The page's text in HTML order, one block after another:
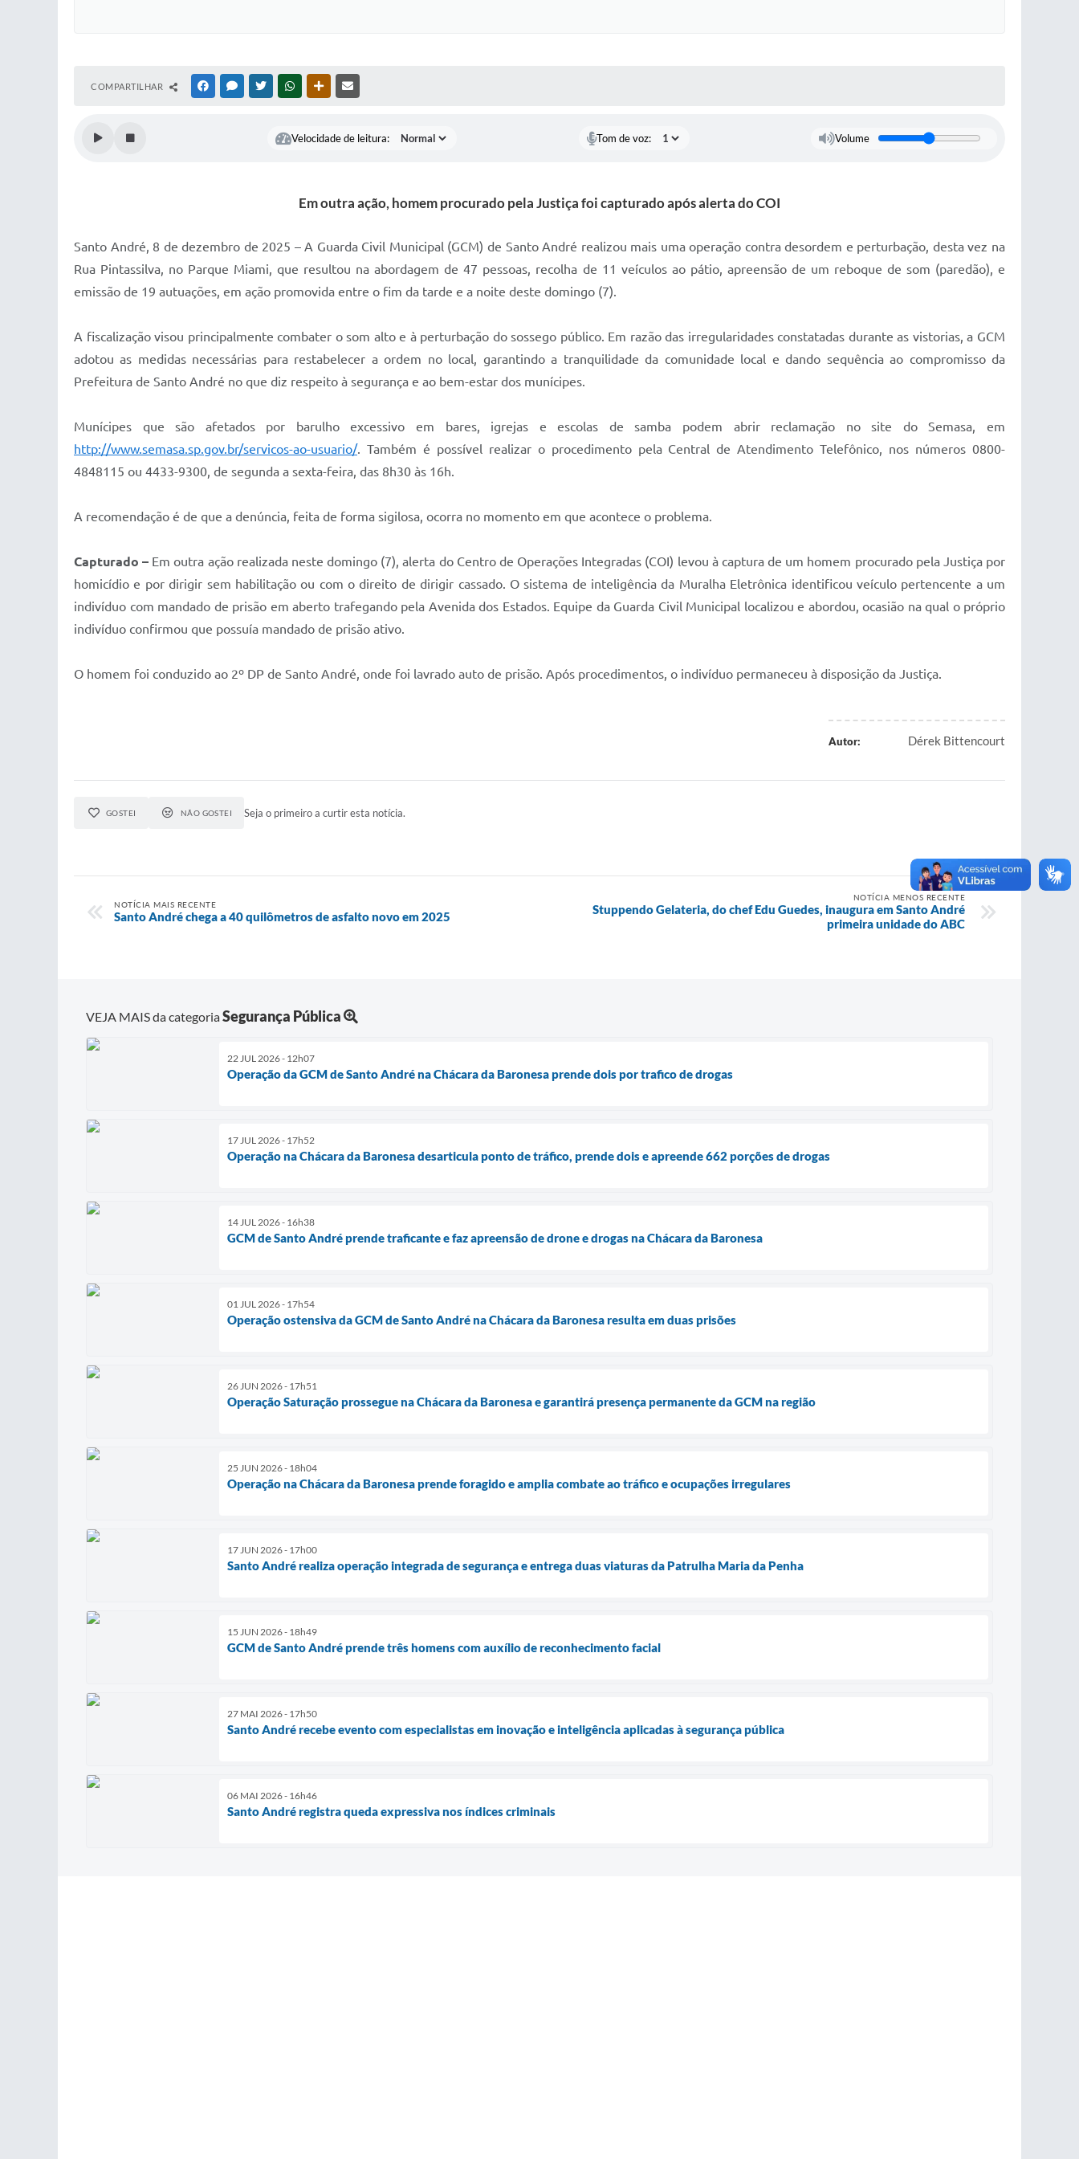
COMPARTILHAR FACEBOOKMESSENGER
TWITTERWHATSAPPOUTRAS MÍDIAS
Velocidade de leitura: Tom de voz: Volume
Em outra ação, homem procurado pela Justiça foi capturado após alerta do COI
Santo André, 8 de dezembro de 2025 – A Guarda Civil Municipal (GCM) de Santo André realizou mais uma operação contra desordem e perturbação, desta vez na
Rua Pintassilva, no Parque Miami, que resultou na abordagem de 47 pessoas, recolha de 11 veículos ao pátio, apreensão de um reboque de som (paredão), e
emissão de 19 autuações, em ação promovida entre o fim da tarde e a noite deste domingo (7).
A fiscalização visou principalmente combater o som alto e à perturbação do sossego público. Em razão das irregularidades constatadas durante as vistorias, a GCM
adotou as medidas necessárias para restabelecer a ordem no local, garantindo a tranquilidade da comunidade local e dando sequência ao compromisso da
Prefeitura de Santo André no que diz respeito à segurança e ao bem-estar dos munícipes.
Munícipes que são afetados por barulho excessivo em bares, igrejas e escolas de samba podem abrir reclamação no site do Semasa, em
http://www.semasa.sp.gov.br/servicos-ao-usuario/. Também é possível realizar o procedimento pela Central de Atendimento Telefônico, nos números 0800-
4848115 ou 4433-9300, de segunda a sexta-feira, das 8h30 às 16h.
A recomendação é de que a denúncia, feita de forma sigilosa, ocorra no momento em que acontece o problema.
Capturado – Em outra ação realizada neste domingo (7), alerta do Centro de Operações Integradas (COI) levou à captura de um homem procurado pela Justiça por
homicídio e por dirigir sem habilitação ou com o direito de dirigir cassado. O sistema de inteligência da Muralha Eletrônica identificou veículo pertencente a um
indivíduo com mandado de prisão em aberto trafegando pela Avenida dos Estados. Equipe da Guarda Civil Municipal localizou e abordou, ocasião na qual o próprio
indivíduo confirmou que possuía mandado de prisão ativo.
O homem foi conduzido ao 2º DP de Santo André, onde foi lavrado auto de prisão. Após procedimentos, o indivíduo permaneceu à disposição da Justiça.
Autor: Dérek Bittencourt
GOSTEI NÃO GOSTEI Seja o primeiro a curtir esta notícia.
NOTÍCIA MAIS RECENTE
Santo André chega a 40 quilômetros de asfalto novo em 2025
NOTÍCIA MENOS RECENTE
Stuppendo Gelateria, do chef Edu Guedes, inaugura em Santo André
primeira unidade do ABC
VEJA MAIS da categoriaSegurança Pública
22 JUL 2026 - 12h07
Operação da GCM de Santo André na Chácara da Baronesa prende dois por trafico de drogas
17 JUL 2026 - 17h52
Operação na Chácara da Baronesa desarticula ponto de tráfico, prende dois e apreende 662 porções de drogas
14 JUL 2026 - 16h38
GCM de Santo André prende traficante e faz apreensão de drone e drogas na Chácara da Baronesa
01 JUL 2026 - 17h54
Operação ostensiva da GCM de Santo André na Chácara da Baronesa resulta em duas prisões
26 JUN 2026 - 17h51
Operação Saturação prossegue na Chácara da Baronesa e garantirá presença permanente da GCM na região
25 JUN 2026 - 18h04
Operação na Chácara da Baronesa prende foragido e amplia combate ao tráfico e ocupações irregulares
17 JUN 2026 - 17h00
Santo André realiza operação integrada de segurança e entrega duas viaturas da Patrulha Maria da Penha
15 JUN 2026 - 18h49
GCM de Santo André prende três homens com auxílio de reconhecimento facial
27 MAI 2026 - 17h50
Santo André recebe evento com especialistas em inovação e inteligência aplicadas à segurança pública
06 MAI 2026 - 16h46
Santo André registra queda expressiva nos índices criminais